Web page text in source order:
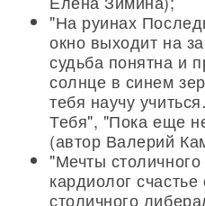
"На руинах
окно выходит на
судьба понятна и
солнце в синем
тебя научу
Тебя", "Пока еще
(автор Валерий
"Мечты
кардиолог
столичного